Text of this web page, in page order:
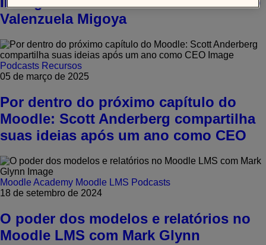
Valenzuela Migoya
Podcasts Recursos
05 de março de 2025
Por dentro do próximo capítulo do
Moodle: Scott Anderberg compartilha
suas ideias após um ano como CEO
Moodle Academy Moodle LMS Podcasts
18 de setembro de 2024
O poder dos modelos e relatórios no
Moodle LMS com Mark Glynn